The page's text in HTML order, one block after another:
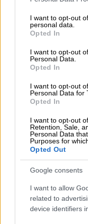
not limited to your visit
grant or deny consent
use your data for
consent section.
I want to opt-out
personal data.
Opted In
I want to opt-out
Personal Data.
Opted In
I want to opt-out
Personal Data for
Opted In
I want to opt-out
Retention, Sale,
Personal Data
Purposes for
Opted Out
Google consents
I want to allow
related to
device identifiers
Πανεπιστημιακό
πλούσιο
δράση της στο
καθώς είναι
Κοινοβουλίου
Συνέλευση
Το 2022,
την πανδημία
2021, η
Συμβούλιο
Φερνάντο Ρουίζ
ιδιότητα, ήταν
που συνόδευε
επίσημη
Νότια Αφρική